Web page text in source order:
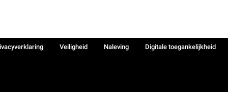
Veiligheid Naleving
Digitale toegankelijkheid